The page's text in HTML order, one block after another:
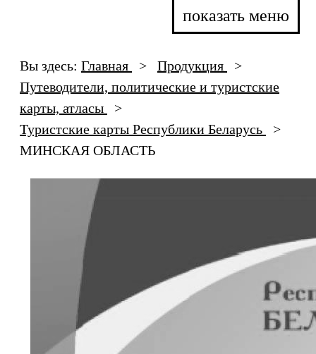
показать меню
Вы здесь: Главная > Продукция
>
Путеводители, политические и туристские
карты, атласы
>
Туристские карты Республики Беларусь
>
МИНСКАЯ ОБЛАСТЬ